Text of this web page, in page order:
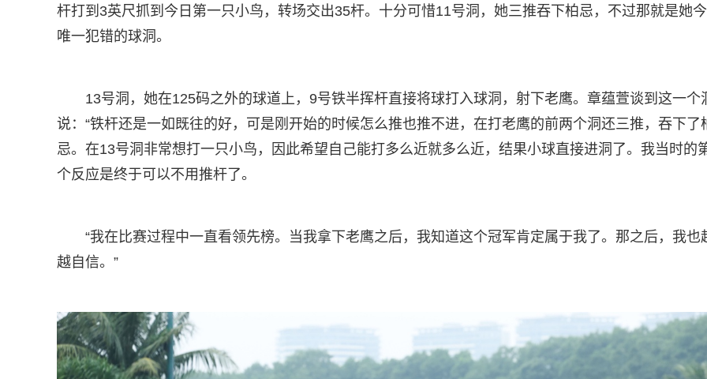
杆打到3英尺抓到今日第一只小鸟，转场交出35杆。十分可惜11号洞，她三推吞下柏忌，不过那就是她
唯一犯错的球洞。
13号洞，她在125码之外的球道上，9号铁半挥杆直接将球打入球洞，射下老鹰。章蕴萱谈到这一个
说：“铁杆还是一如既往的好，可是刚开始的时候怎么推也推不进，在打老鹰的前两个洞还三推，吞下了
忌。在13号洞非常想打一只小鸟，因此希望自己能打多么近就多么近，结果小球直接进洞了。我当时的
个反应是终于可以不用推杆了。
“我在比赛过程中一直看领先榜。当我拿下老鹰之后，我知道这个冠军肯定属于我了。那之后，我也
越自信。”